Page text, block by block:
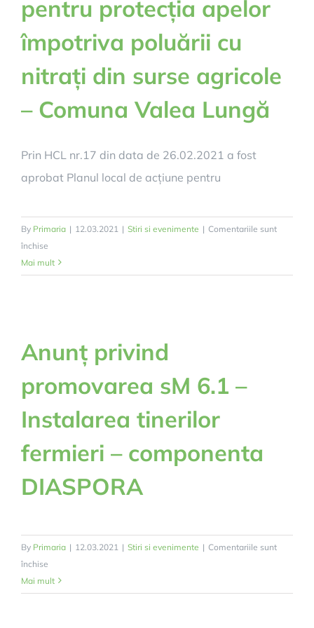
pentru protecția apelor
împotriva poluării cu
nitrați din surse agricole
– Comuna Valea Lungă
Prin HCL nr.17 din data de 26.02.2021 a fost
aprobat Planul local de acțiune pentru
By Primaria | 12.03.2021 | Stiri si evenimente | Comentariile sunt
închise
ANUNȚ
IMPORTANT!
protecția
împotriva
poluării
cu
din
surse
agricole
Valea
Mai mult
Anunț privind
promovarea sM 6.1 –
Instalarea tinerilor
fermieri – componenta
DIASPORA
By Primaria | 12.03.2021 | Stiri si evenimente | Comentariile sunt
închise
Anunț
privind
Mai mult